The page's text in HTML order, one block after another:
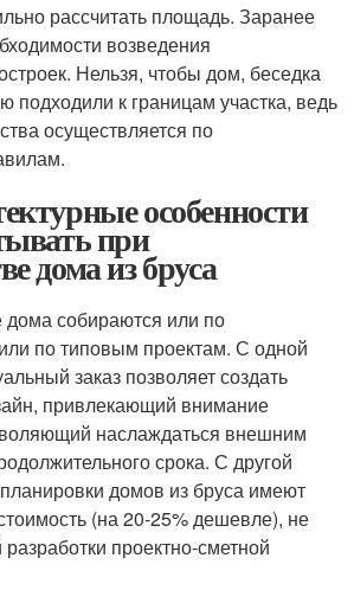
рассчитать площадь. Заранее
возведения
Нельзя, чтобы дом, беседка
подходили к границам участка, ведь
осуществляется по
особенности
при
дома из бруса
дома собираются или по
по типовым проектам. С одной
заказ позволяет создать
привлекающий внимание
наслаждаться внешним
срока. С другой
домов из бруса имеют
(на 20-25% дешевле), не
проектно-сметной